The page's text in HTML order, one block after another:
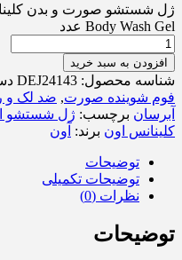
Body Wash Gel عدد
افزودن به سبد خرید
شناسه محصول: DEJ24143
فوم شوینده صورت, ضد لک و
آبرسان برچسب: ژل شستشو
کلینانس اون برند: آون
توضیحات
توضیحات تکمیلی
نظرات (0)
توضیحات